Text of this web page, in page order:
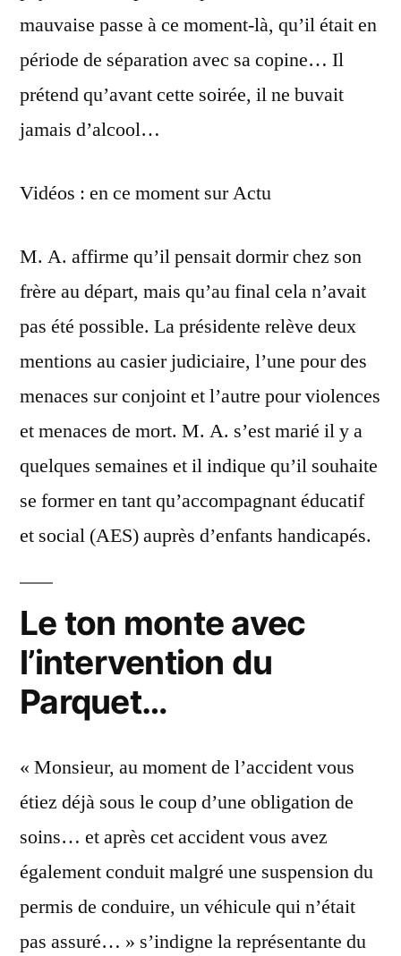
mauvaise passe à ce moment-là, qu’il était en
période de séparation avec sa copine… Il
prétend qu’avant cette soirée, il ne buvait
jamais d’alcool…
Vidéos : en ce moment sur Actu
M. A. affirme qu’il pensait dormir chez son
frère au départ, mais qu’au final cela n’avait
pas été possible. La présidente relève deux
mentions au casier judiciaire, l’une pour des
menaces sur conjoint et l’autre pour violences
et menaces de mort. M. A. s’est marié il y a
quelques semaines et il indique qu’il souhaite
se former en tant qu’accompagnant éducatif
et social (AES) auprès d’enfants handicapés.
Le ton monte avec
l’intervention du
Parquet…
« Monsieur, au moment de l’accident vous
étiez déjà sous le coup d’une obligation de
soins… et après cet accident vous avez
également conduit malgré une suspension du
permis de conduire, un véhicule qui n’était
pas assuré… » s’indigne la représentante du